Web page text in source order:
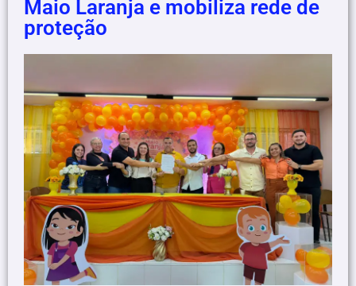
Maio Laranja e mobiliza rede de
proteção